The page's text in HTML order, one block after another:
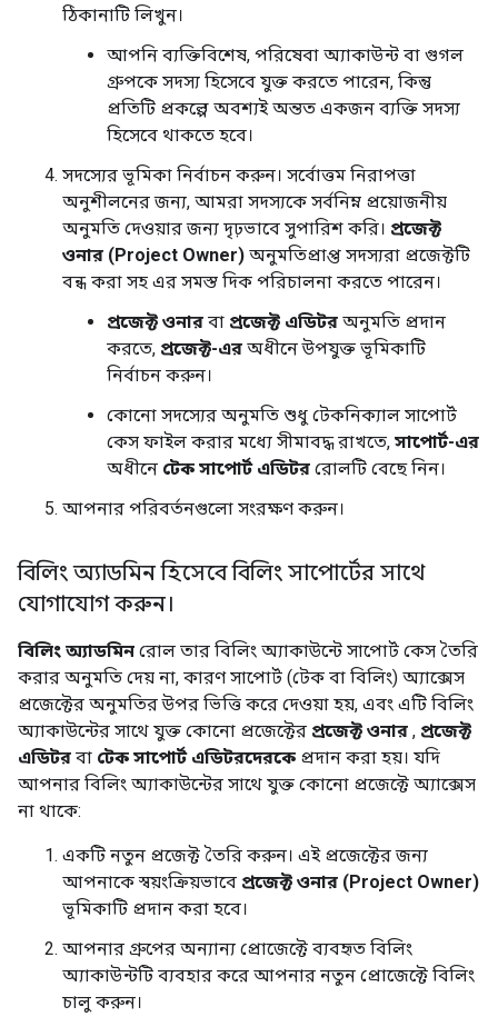
ঠিকানাটি লিখুন।
আপনি ব্যক্তিবিশেষ, পরিষেবা অ্যাকাউন্ট বা গুগল
গ্রুপকে সদস্য হিসেবে যুক্ত করতে পারেন, কিন্তু
প্রতিটি প্রকল্পে অবশ্যই অন্তত একজন ব্যক্তি সদস্য
হিসেবে থাকতে হবে।
সদস্যের ভূমিকা নির্বাচন করুন। সর্বোত্তম নিরাপত্তা
অনুশীলনের জন্য, আমরা সদস্যকে সর্বনিম্ন প্রয়োজনীয়
অনুমতি দেওয়ার জন্য দৃঢ়ভাবে সুপারিশ করি। প্রজেক্ট
ওনার (Project Owner) অনুমতিপ্রাপ্ত সদস্যরা প্রজেক্টটি
বন্ধ করা সহ এর সমস্ত দিক পরিচালনা করতে পারেন।
প্রজেক্ট ওনার বা প্রজেক্ট এডিটর অনুমতি প্রদান
করতে, প্রজেক্ট-এর অধীনে উপযুক্ত ভূমিকাটি
নির্বাচন করুন।
কোনো সদস্যের অনুমতি শুধু টেকনিক্যাল সাপোর্ট
কেস ফাইল করার মধ্যে সীমাবদ্ধ রাখতে, সাপোর্ট-এর
অধীনে টেক সাপোর্ট এডিটর রোলটি বেছে নিন।
আপনার পরিবর্তনগুলো সংরক্ষণ করুন।
বিলিং অ্যাডমিন হিসেবে বিলিং সাপোর্টের সাথে
যোগাযোগ করুন।
বিলিং অ্যাডমিন রোল তার বিলিং অ্যাকাউন্টে সাপোর্ট কেস তৈরি
করার অনুমতি দেয় না, কারণ সাপোর্ট (টেক বা বিলিং) অ্যাক্সেস
প্রজেক্টের অনুমতির উপর ভিত্তি করে দেওয়া হয়, এবং এটি বিলিং
অ্যাকাউন্টের সাথে যুক্ত কোনো প্রজেক্টের প্রজেক্ট ওনার , প্রজেক্ট
এডিটর বা টেক সাপোর্ট এডিটরদেরকে প্রদান করা হয়। যদি
আপনার বিলিং অ্যাকাউন্টের সাথে যুক্ত কোনো প্রজেক্টে অ্যাক্সেস
না থাকে:
একটি নতুন প্রজেক্ট তৈরি করুন। এই প্রজেক্টের জন্য
আপনাকে স্বয়ংক্রিয়ভাবে প্রজেক্ট ওনার (Project Owner)
ভূমিকাটি প্রদান করা হবে।
আপনার গ্রুপের অন্যান্য প্রোজেক্টে ব্যবহৃত বিলিং
অ্যাকাউন্টটি ব্যবহার করে আপনার নতুন প্রোজেক্টে বিলিং
চালু করুন।